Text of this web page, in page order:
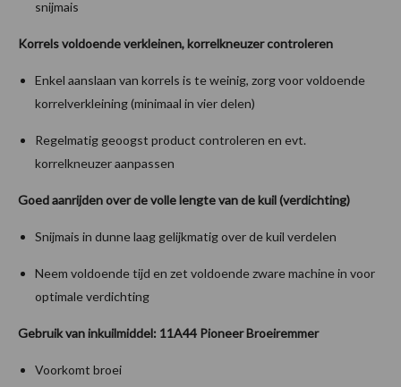
snijmais
Korrels voldoende verkleinen, korrelkneuzer controleren
Enkel aanslaan van korrels is te weinig, zorg voor voldoende
korrelverkleining (minimaal in vier delen)
Regelmatig geoogst product controleren en evt.
korrelkneuzer aanpassen
Goed aanrijden over de volle lengte van de kuil (verdichting)
Snijmais in dunne laag gelijkmatig over de kuil verdelen
Neem voldoende tijd en zet voldoende zware machine in voor
optimale verdichting
Gebruik van inkuilmiddel: 11A44 Pioneer Broeiremmer
Voorkomt broei